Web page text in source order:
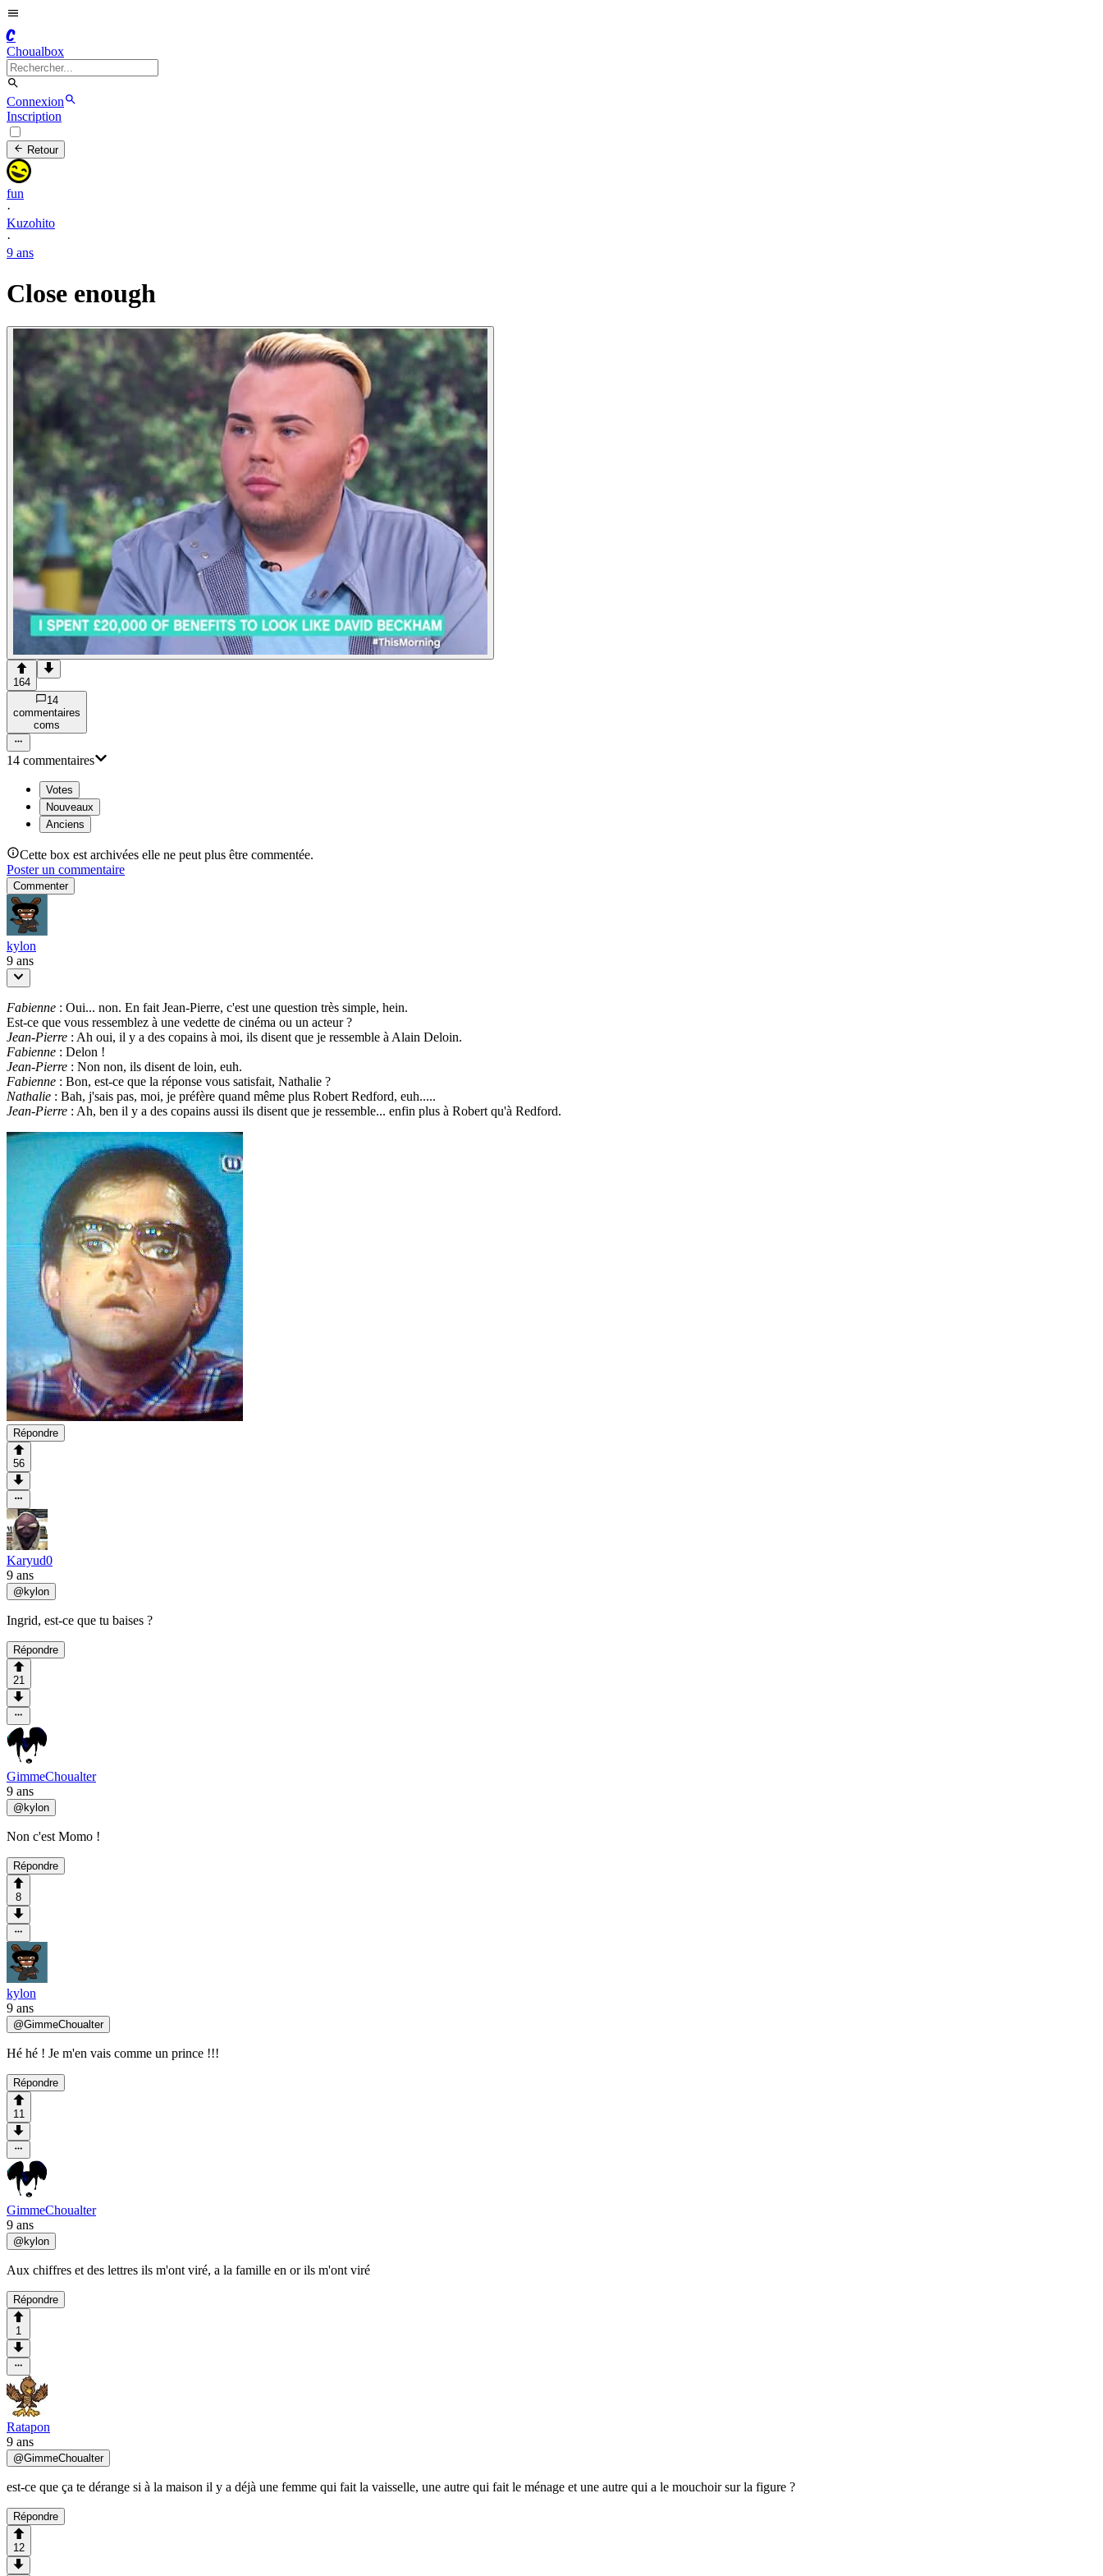
C
Choualbox
Connexion
Inscription
Retour
fun
·
Kuzohito
·
9 ans
Close enough
164
14
commentaires
coms
14 commentaires
Votes
Nouveaux
Anciens
Cette box est archivées elle ne peut plus être commentée.
Poster un commentaire
Commenter
kylon
9 ans
Fabienne : Oui... non. En fait Jean-Pierre, c'est une question très simple, hein.
Est-ce que vous ressemblez à une vedette de cinéma ou un acteur ?
Jean-Pierre : Ah oui, il y a des copains à moi, ils disent que je ressemble à Alain Deloin.
Fabienne : Delon !
Jean-Pierre : Non non, ils disent de loin, euh.
Fabienne : Bon, est-ce que la réponse vous satisfait, Nathalie ?
Nathalie : Bah, j'sais pas, moi, je préfère quand même plus Robert Redford, euh.....
Jean-Pierre : Ah, ben il y a des copains aussi ils disent que je ressemble... enfin plus à Robert qu'à Redford.
Répondre
56
Karyud0
9 ans
@kylon
Ingrid, est-ce que tu baises ?
Répondre
21
GimmeChoualter
9 ans
@ kylon
Non c'est Momo !
Répondre
8
kylon
9 ans
@GimmeChoualter
Hé hé ! Je m'en vais comme un prince !!!
Répondre
11
GimmeChoualter
9 ans
@ kylon
Aux chiffres et des lettres ils m'ont viré, a la famille en or ils m'ont viré
Répondre
1
Ratapon
9 ans
@GimmeChoualter
est-ce que ça te dérange si à la maison il y a déjà une femme qui fait la vaisselle, une autre qui fait le ménage et une autre qui a le mouchoir sur la figure ?
Répondre
12